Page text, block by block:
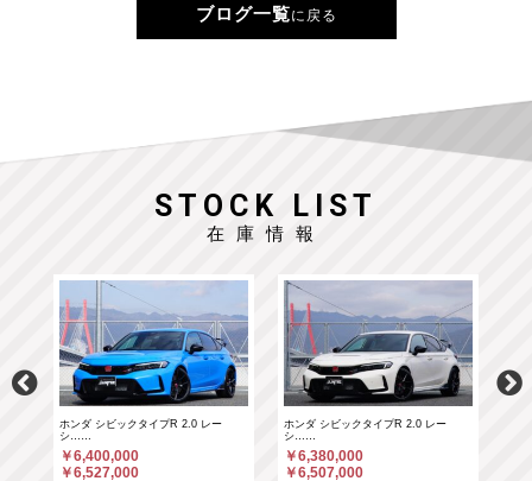
ブログ一覧に戻る
STOCK LIST
在庫情報
ホンダ シビックタイプR 2.0 レー
シ……
￥6,400,000
￥6,527,000
ホンダ シビックタイプR 2.0 レー
シ……
￥6,380,000
￥6,507,000